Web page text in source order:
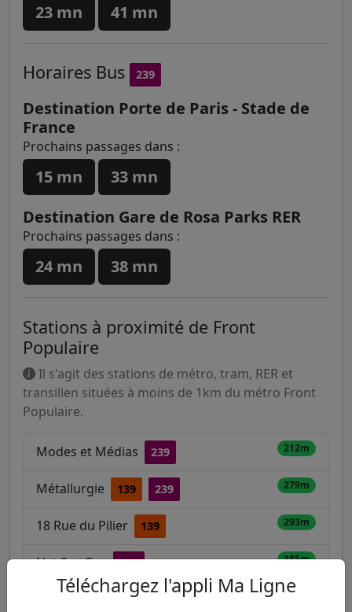
23 mn 41 mn
Horaires Bus 239
Destination Porte de Paris - Stade de
France
Prochains passages dans :
15 mn
33 mn
Destination Gare de Rosa Parks RER
Prochains passages dans :
24 mn 38 mn
Stations à proximité de Front
Populaire
Il s'agit des stations de métro, tram, RER et
transilien situées à moins de 1km du métro Front
Populaire.
Modes et Médias 239 212m
Métallurgie 139 239 279m
18 Rue du Pilier 139 293m
Net Squ@re 239 385m
Encyclopédie - Métallurgie 431m
Téléchargez l'appli Ma Ligne